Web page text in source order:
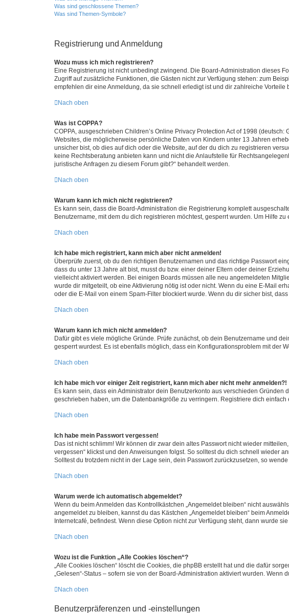
Was sind geschlossene Themen?
Was sind Themen-Symbole?
Registrierung und Anmeldung
Wozu muss ich mich registrieren?
Eine Registrierung ist nicht unbedingt zwingend. Die Board-Administration dieses
Zugriff auf zusätzliche Funktionen, die Gästen nicht zur Verfügung stehen: zum
empfehlen dir eine Anmeldung, da sie schnell erledigt ist und dir zahlreiche Vorteile
Nach oben
Was ist COPPA?
COPPA, ausgeschrieben Children’s Online Privacy Protection Act of 1998
Websites, die möglicherweise persönliche Daten von Kindern unter 13 Jahren
unsicher bist, ob dies auf dich oder die Website, auf der du dich zu registrieren
keine Rechtsberatung anbieten kann und nicht die Anlaufstelle für
juristische Anfragen zu diesem Forum gibt?“ behandelt werden.
Nach oben
Warum kann ich mich nicht registrieren?
Es kann sein, dass die Board-Administration die Registrierung komplett
Benutzername, mit dem du dich registrieren möchtest, gesperrt wurden. Um Hilfe
Nach oben
Ich habe mich registriert, kann mich aber nicht anmelden!
Überprüfe zuerst, ob du den richtigen Benutzernamen und das richtige Passwort
dass du unter 13 Jahre alt bist, musst du bzw. einer deiner Eltern oder deiner
vielleicht aktiviert werden. Bei einigen Boards müssen alle neu angemeldeten
wurde dir mitgeteilt, ob eine Aktivierung nötig ist oder nicht. Wenn du eine E-Mail
oder die E-Mail von einem Spam-Filter blockiert wurde. Wenn du dir sicher bist,
Nach oben
Warum kann ich mich nicht anmelden?
Dafür gibt es viele mögliche Gründe. Prüfe zunächst, ob dein Benutzername und
gesperrt wurdest. Es ist ebenfalls möglich, dass ein Konfigurationsproblem mit der
Nach oben
Ich habe mich vor einiger Zeit registriert, kann mich aber nicht mehr anmelden?!
Es kann sein, dass ein Administrator dein Benutzerkonto aus verschieden
geschrieben haben, um die Datenbankgröße zu verringern. Registriere dich
Nach oben
Ich habe mein Passwort vergessen!
Das ist nicht schlimm! Wir können dir zwar dein altes Passwort nicht wieder
vergessen“ klickst und den Anweisungen folgst. So solltest du dich schnell wieder
Solltest du trotzdem nicht in der Lage sein, dein Passwort zurückzusetzen, so
Nach oben
Warum werde ich automatisch abgemeldet?
Wenn du beim Anmelden das Kontrollkästchen „Angemeldet bleiben“ nicht
angemeldet zu bleiben, kannst du das Kästchen „Angemeldet bleiben“ beim
Internetcafé, befindest. Wenn diese Option nicht zur Verfügung steht, dann wurde
Nach oben
Wozu ist die Funktion „Alle Cookies löschen“?
„Alle Cookies löschen“ löscht die Cookies, die phpBB erstellt hat und die dafür
„Gelesen“-Status – sofern sie von der Board-Administration aktiviert wurden.
Nach oben
Benutzerpräferenzen und -einstellungen